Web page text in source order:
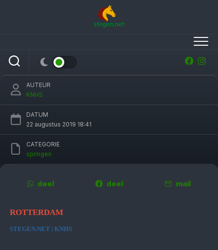
Nederlandse springruiters kunnen geen stap
maken op EK Rotterdam
AUTEUR
KNHS
DATUM
22 augustus 2019 18:41
CATEGORIE
springen
deel deel mail
ROTTERDAM
STEGEN.NET | KNHS